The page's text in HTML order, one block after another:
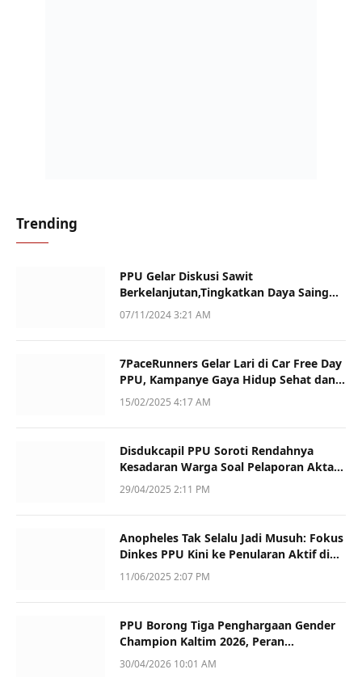
Trending
PPU Gelar Diskusi Sawit
Berkelanjutan,Tingkatkan Daya Saing
dan Kualitas
07/11/2024 3:21 AM
7PaceRunners Gelar Lari di Car Free Day
PPU, Kampanye Gaya Hidup Sehat dan
Dukung UMKM
15/02/2025 4:17 AM
Disdukcapil PPU Soroti Rendahnya
Kesadaran Warga Soal Pelaporan Akta
Kematian
29/04/2025 2:11 PM
Anopheles Tak Selalu Jadi Musuh: Fokus
Dinkes PPU Kini ke Penularan Aktif di
Sotek
11/06/2025 2:07 PM
PPU Borong Tiga Penghargaan Gender
Champion Kaltim 2026, Peran
Perempuan Jadi Sorotan
30/04/2026 10:01 AM